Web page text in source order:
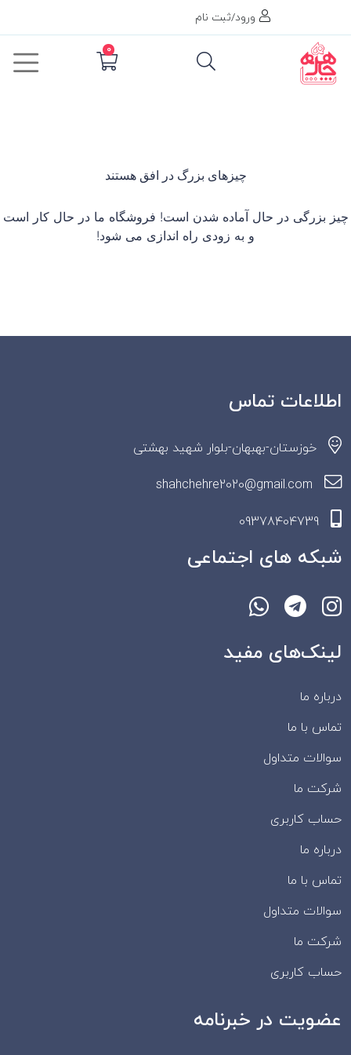
ورود/ثبت نام
0
چیزهای بزرگ در افق هستند
چیز بزرگی در حال آماده شدن است! فروشگاه ما در حال کار است
و به زودی راه اندازی می شود!
اطلاعات تماس
خوزستان-بهبهان-بلوار شهید بهشتی
shahchehre2020@gmail.com
09378404739
شبکه های اجتماعی
لینک‌های مفید
درباره ما
تماس با ما
سوالات متداول
شرکت ما
حساب کاربری
درباره ما
تماس با ما
سوالات متداول
شرکت ما
حساب کاربری
عضویت در خبرنامه